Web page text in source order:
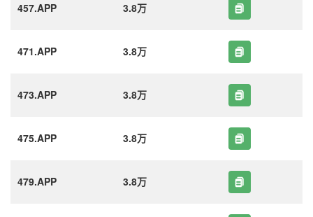
457.APP 3.8万
471.APP 3.8万
473.APP 3.8万
475.APP 3.8万
479.APP 3.8万